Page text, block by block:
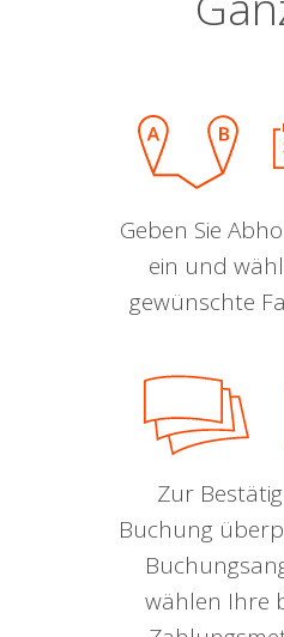
Geben Sie
ein und
gewünschte
Zur
Buchung
wählen Ihre